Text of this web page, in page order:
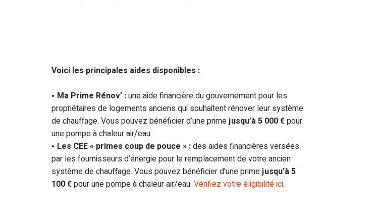
Voici les principales aides disponibles :
Ma Prime Rénov’ :une aide financière du gouvernement pour les
propriétaires de logements anciens qui souhaitent rénover leur système
de chauffage. Vous pouvez bénéficier d’une primejusqu’à 5 000 €pour
une pompe à chaleur air/eau.
Les CEE « primes coup de pouce » :des aides financières versées
par les fournisseurs d’énergie pour le remplacement de votre ancien
système de chauffage. Vous pouvez bénéficier d’une primejusqu’à 5
100 €pour une pompe à chaleur air/eau. Vérifiez votre éligibilité ici.